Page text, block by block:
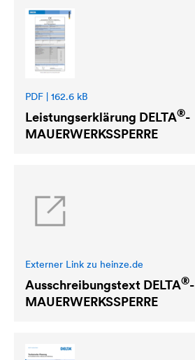
PDF | 162.6 kB
Leistungserklärung DELTA®-
MAUERWERKSSPERRE
Externer Link zu heinze.de
Ausschreibungstext DELTA®-
MAUERWERKSSPERRE